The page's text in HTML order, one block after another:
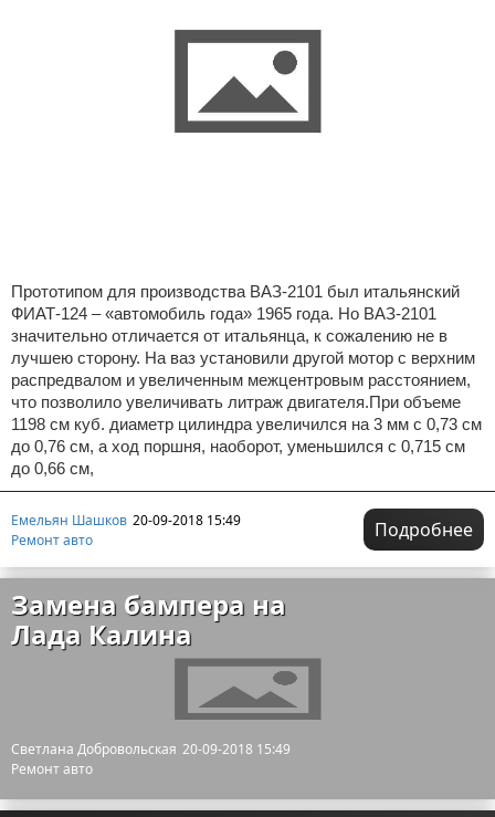
Прототипом для производства ВАЗ-2101 был итальянский
ФИАТ-124 – «автомобиль года» 1965 года. Но ВАЗ-2101
значительно отличается от итальянца, к сожалению не в
лучшею сторону. На ваз установили другой мотор с верхним
распредвалом и увеличенным межцентровым расстоянием,
что позволило увеличивать литраж двигателя.При объеме
1198 см куб. диаметр цилиндра увеличился на 3 мм с 0,73 см
до 0,76 см, а ход поршня, наоборот, уменьшился с 0,715 см
до 0,66 см,
Емельян Шашков 20-09-2018 15:49
Ремонт авто
Подробнее
Замена бампера на
Лада Калина
Светлана Добровольская 20-09-2018 15:49
Ремонт авто